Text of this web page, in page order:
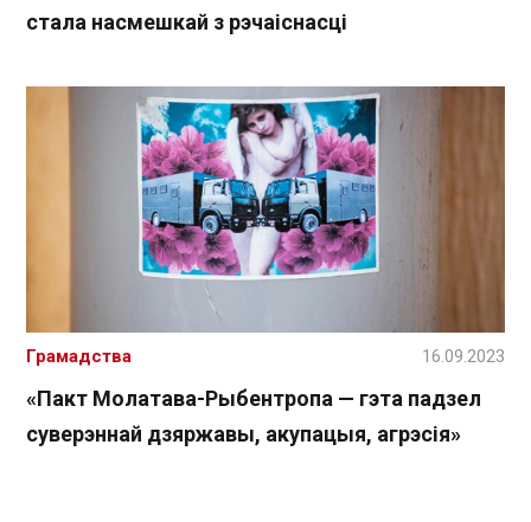
стала насмешкай з рэчаіснасці
«Пакт Молатава-Рыбентропа — гэта падзел
суверэннай дзяржавы, акупацыя, агрэсія»
Грамадства 16.09.2023